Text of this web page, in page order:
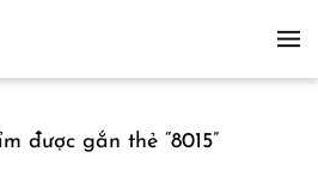
được gắn thẻ “8015”